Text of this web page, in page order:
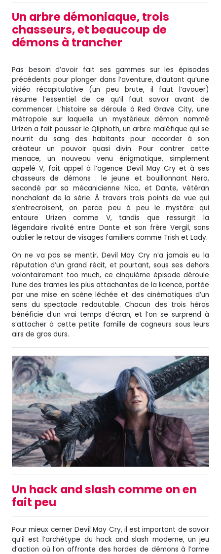
Un arbre démoniaque, trois
chasseurs, et beaucoup de
démons à trancher
Pas besoin d’avoir fait ses gammes sur les épisodes
précédents pour plonger dans l’aventure, d’autant qu’une
vidéo récapitulative (un peu brute, il faut l’avouer)
résume l’essentiel de ce qu’il faut savoir avant de
commencer. L’histoire se déroule à Red Grave City, une
métropole sur laquelle un mystérieux démon nommé
Urizen a fait pousser le Qliphoth, un arbre maléfique qui se
nourrit du sang des habitants pour accorder à son
créateur un pouvoir quasi divin. Pour contrer cette
menace, un nouveau venu énigmatique, simplement
appelé V, fait appel à l’agence Devil May Cry et à ses
chasseurs de démons : le jeune et bouillonnant Nero,
secondé par sa mécanicienne Nico, et Dante, vétéran
nonchalant de la série. À travers trois points de vue qui
s’entrecroisent, on perce peu à peu le mystère qui
entoure Urizen comme V, tandis que ressurgit la
légendaire rivalité entre Dante et son frère Vergil, sans
oublier le retour de visages familiers comme Trish et Lady.
On ne va pas se mentir, Devil May Cry n’a jamais eu la
réputation d’un grand récit, et pourtant, sous ses dehors
volontairement too much, ce cinquième épisode déroule
l’une des trames les plus attachantes de la licence, portée
par une mise en scène léchée et des cinématiques d’un
sens du spectacle redoutable. Chacun des trois héros
bénéficie d’un vrai temps d’écran, et l’on se surprend à
s’attacher à cette petite famille de cogneurs sous leurs
airs de gros durs.
Un hack and slash comme on en
fait peu
Pour mieux cerner Devil May Cry, il est important de savoir
qu’il est l’archétype du hack and slash moderne, un jeu
d’action où l’on affronte des hordes de démons à l’arme